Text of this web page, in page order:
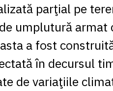
parţial pe
umplutură armat
a fost
în decursul
de variaţiile